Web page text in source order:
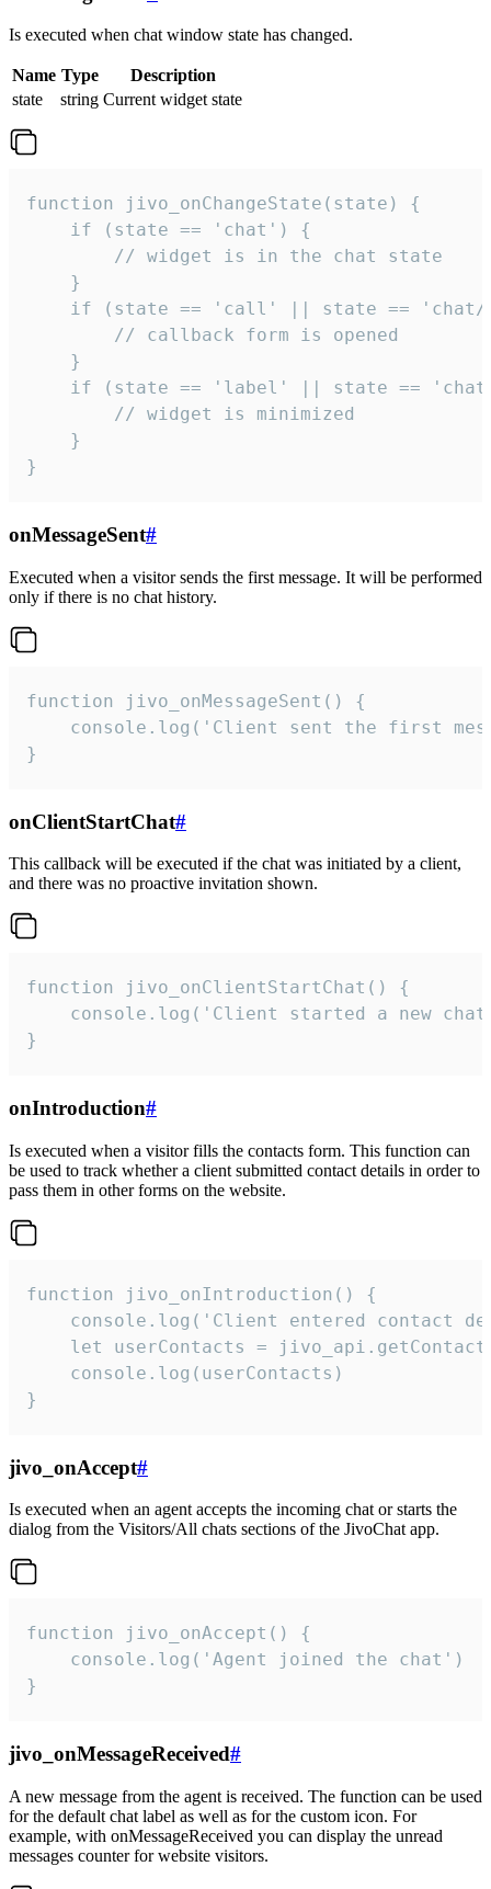
Is executed when chat window state has changed.
Name Type
Description
state
string Current widget state
function jivo_onChangeState(state) {
    if (state == 'chat') {
        // widget is in the chat state
    }
if (state == 'call' || state ==
        // callback form is opened
    }
if (state == 'label' || state ==
        // widget is minimized
    }
}
onMessageSent#
Executed when a visitor sends the first message. It will be performed
only if there is no chat history.
function jivo_onMessageSent() {
console.log('Client sent the first
}
onClientStartChat#
This callback will be executed if the chat was initiated by a client,
and there was no proactive invitation shown.
function jivo_onClientStartChat() {
console.log('Client started a new
}
onIntroduction#
Is executed when a visitor fills the contacts form. This function can
be used to track whether a client submitted contact details in order to
pass them in other forms on the website.
function jivo_onIntroduction() {
console.log('Client entered contact
let userContacts =
    console.log(userContacts)
}
jivo_onAccept#
Is executed when an agent accepts the incoming chat or starts the
dialog from the Visitors/All chats sections of the JivoChat app.
function jivo_onAccept() {
}
jivo_onMessageReceived#
A new message from the agent is received. The function can be used
for the default chat label as well as for the custom icon. For
example, with onMessageReceived you can display the unread
messages counter for website visitors.